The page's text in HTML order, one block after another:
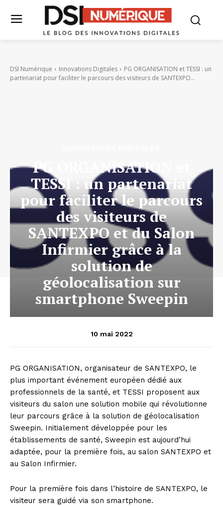
DSI Numérique Innovations Digitales
PG ORGANISATION et TESSI : un
partenariat pour faciliter le parcours des visiteurs de SANTEXPO...
PG ORGANISATION et
TESSI : un partenariat
pour faciliter le parcours
des visiteurs de
SANTEXPO et du Salon
Infirmier grâce à la
solution de
géolocalisation sur
smartphone Sweepin
10 mai 2022
PG ORGANISATION, organisateur de SANTEXPO, le
plus important événement européen dédié aux
professionnels de la santé, et TESSI proposent aux
visiteurs du salon une solution mobile qui révolutionne
leur parcours grâce à la solution de géolocalisation
Sweepin. Initialement développée pour les
établissements de santé, Sweepin est aujourd’hui
adaptée, pour la première fois, au salon SANTEXPO et
au Salon Infirmier.
Pour la première fois dans l’histoire de SANTEXPO, le
visiteur sera guidé via son smartphone.